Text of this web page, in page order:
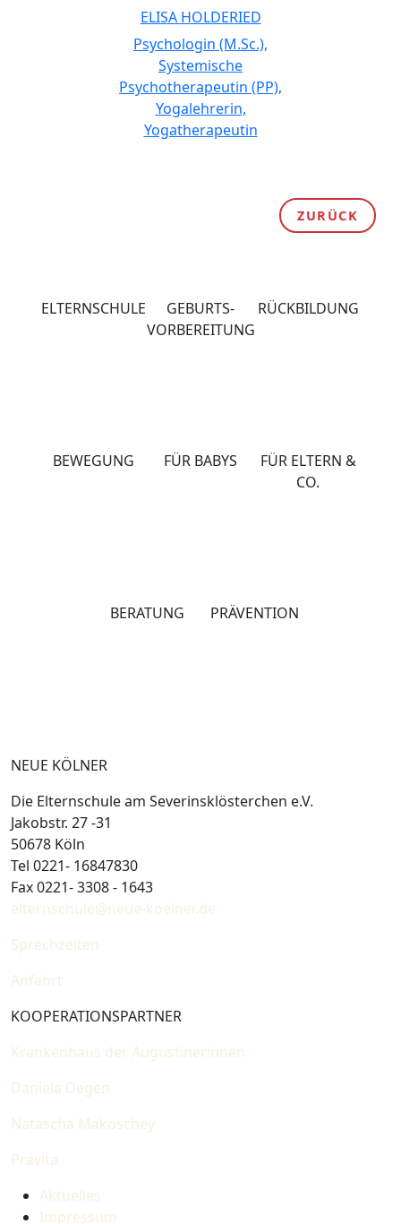
ELISA HOLDERIED
Psychologin (M.Sc.),
Systemische
Psychotherapeutin (PP),
Yogalehrerin,
Yogatherapeutin
ZURÜCK
ELTERNSCHULE
GEBURTS-
VORBEREITUNG
RÜCKBILDUNG
BEWEGUNG FÜR BABYS
FÜR ELTERN &
CO.
BERATUNG PRÄVENTION
NEUE KÖLNER
Die Elternschule am Severinsklösterchen e.V.
Jakobstr. 27 -31
50678 Köln
Tel 0221- 16847830
Fax 0221- 3308 - 1643
elternschule@neue-koelner.de
Sprechzeiten
Anfahrt
KOOPERATIONSPARTNER
Krankenhaus der Augustinerinnen
Daniela Degen
Natascha Makoschey
Prävita
Aktuelles
Impressum